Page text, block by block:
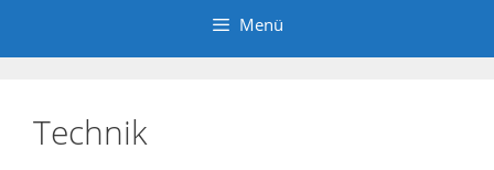
Menü
Technik